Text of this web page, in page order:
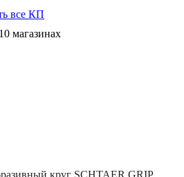
все КП
магазинах
круг SCHTAER GRIP